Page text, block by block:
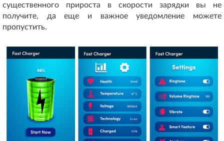
существенного прироста в скорости зарядки вы не
получите, да еще и важное уведомление можете
пропустить.